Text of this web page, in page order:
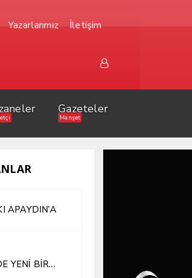
Yazarlarımız İletişim
Gazeteler
Manşet
APAYDIN’A
YENİ BİR